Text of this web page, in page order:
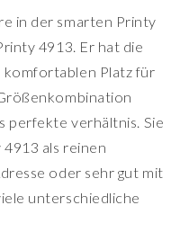
in der smarten Printy
4913. Er hat die
komfortablen Platz für
perfekte verhältnis. Sie
als reinen
oder sehr gut mit
unterschiedliche